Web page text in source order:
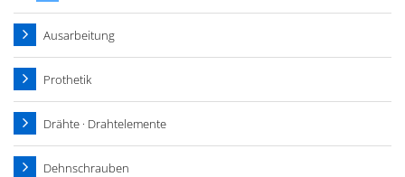
Ausarbeitung
Prothetik
Drähte · Drahtelemente
Dehnschrauben